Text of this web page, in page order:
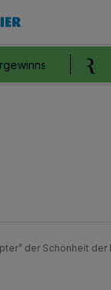
der Schönheit der